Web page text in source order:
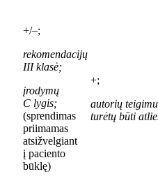
+/–;
rekomendacijų
III klasė;
įrodymų
C lygis;
(sprendimas
priimamas
atsižvelgiant
į paciento
būklę)
+;
autorių
turėtų būti